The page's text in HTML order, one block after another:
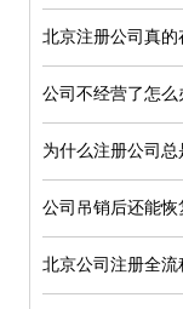
北京注册公司真的
公司不经营了怎
为什么注册公司
公司吊销后还能恢
北京公司注册全流